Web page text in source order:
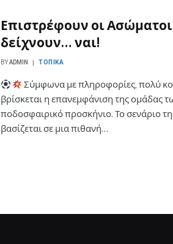
Επιστρέφουν οι
δείχνουν… ναι!
BYADMIN ΤΟΠΙΚΆ
Σύμφωνα με πληροφορίες, πολύ
βρίσκεται η επανεμφάνιση της ομάδας
ποδοσφαιρικό προσκήνιο. Το σενάριο
βασίζεται σε μια πιθανή…